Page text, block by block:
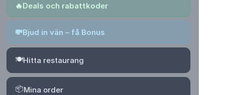
🔥Deals och rabattkoder
💸Bjud in vän – få Bonus
🍽️Hitta restaurang
📦Mina order